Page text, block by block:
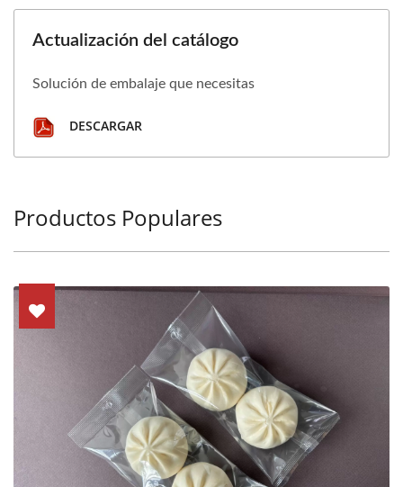
Actualización del catálogo
Solución de embalaje que necesitas
DESCARGAR
Productos Populares